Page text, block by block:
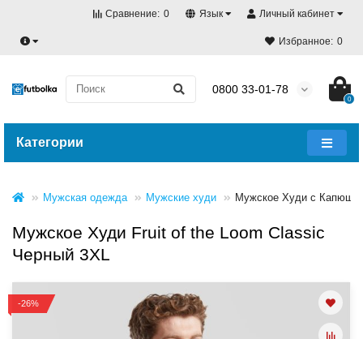
Личный кабинет
Язык
Сравнение: 0
Избранное: 0
0800 33-01-78
0
Категории
Мужская одежда Мужские худи Мужское Худи с
Мужское Худи Fruit of the Loom Classic
Черный 3XL
-26%